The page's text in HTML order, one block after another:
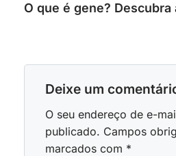
O que é gene? Descubra
Deixe um
O seu endereço de e-
publicado. Campos
marcados com *